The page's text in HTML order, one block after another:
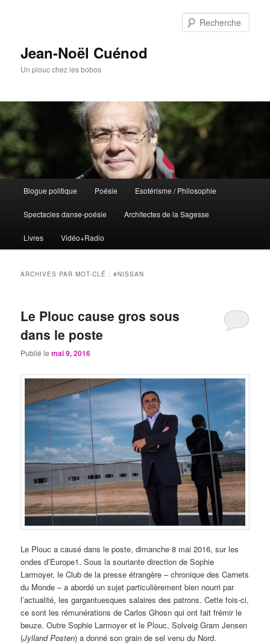
Jean-Noël Cuénod
Un plouc chez les bobos
Aller
au
contenu
principal
Aller
au
contenu
secondaire
Blogue politique Poésie Esotérisme / Philosophie
Spectacles danse-poésie Architectes de la Sagesse
Livres Vidéo+Radio
ARCHIVES PAR MOT-CLÉ :#NISSAN
Le Plouc cause gros sous
dans le poste
Publié lemai 9, 2016
Le Plouc a causé dans le poste, dimanche 8 mai 2016, sur les
ondes d’Europe1. Sous la souriante direction de Sophie
Larmoyer, le Club de la presse étrangère – chronique des Carnets
du Monde – a abordé un sujet particulièrement bien nourri par
l’actualité, les gargantuesques salaires des patrons. Cette fois-ci,
ce sont les rémunérations de Carlos Ghosn qui ont fait frémir le
beuze. Outre Sophie Larmoyer et le Plouc, Solveig Gram Jensen
(Jylland Posten) a donné son grain de sel venu du Nord.